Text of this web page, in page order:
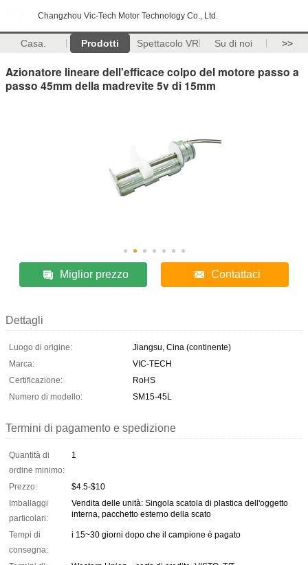
Changzhou Vic-Tech Motor Technology Co., Ltd.
Casa. Prodotti Spettacolo VR Su di noi >>
Azionatore lineare dell'efficace colpo del motore passo a
passo 45mm della madrevite 5v di 15mm
Miglior prezzo Contattaci
Dettagli
Luogo di origine:
Jiangsu, Cina (continente)
Marca:
VIC-TECH
Certificazione:
RoHS
Numero di modello:
SM15-45L
Termini di pagamento e spedizione
Quantità di
ordine minimo:
1
Prezzo:
$4.5-$10
Imballaggi
particolari:
Vendita delle unità: Singola scatola di plastica dell'oggetto
interna, pacchetto esterno della scato
Tempi di
consegna:
i 15~30 giorni dopo che il campione è pagato